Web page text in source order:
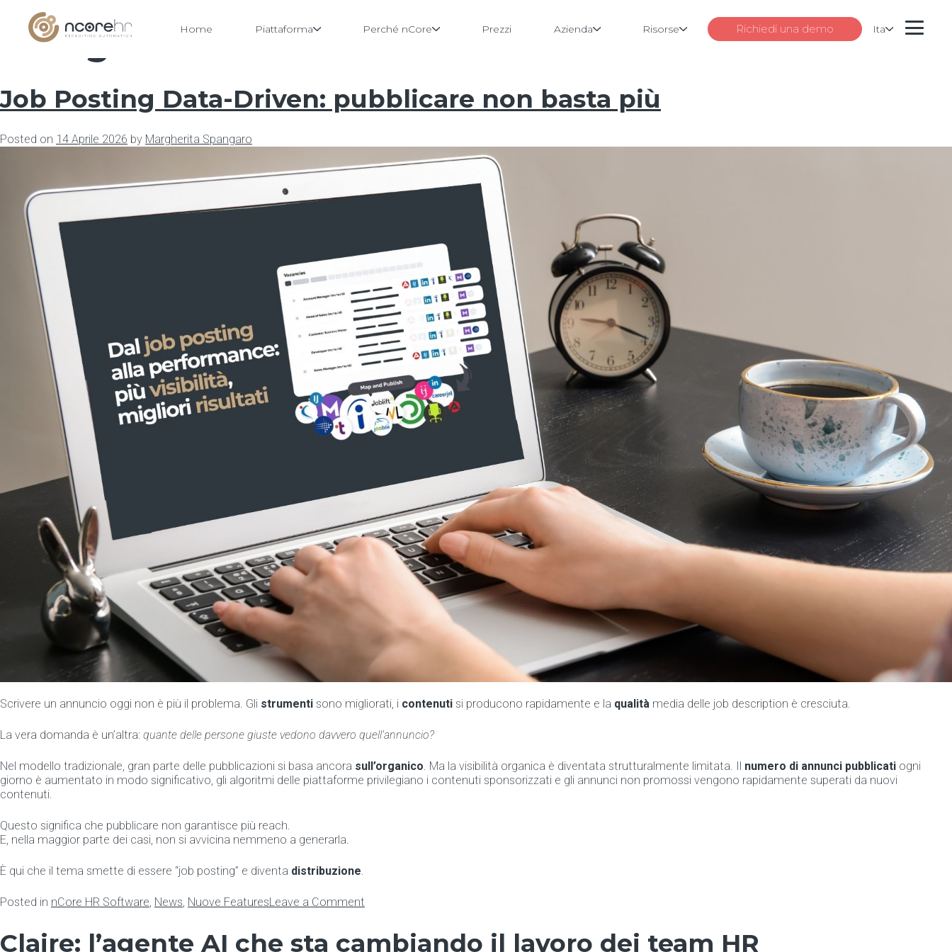
Home Piattaforma Perché nCore Prezzi Azienda Risorse Richiedi una demo Ita
Categoria:Nuove Features
Job Posting Data-Driven: pubblicare non basta più
Posted on 14 Aprile 2026 by Margherita Spangaro
Scrivere un annuncio oggi non è più il problema. Gli strumenti sono migliorati, i contenuti si producono rapidamente e la qualità media delle job description è cresciuta.
La vera domanda è un’altra: quante delle persone giuste vedono davvero quell’annuncio?
Nel modello tradizionale, gran parte delle pubblicazioni si basa ancora sull’organico. Ma la visibilità organica è diventata strutturalmente limitata. Il numero di annunci pubblicati ogni
giorno è aumentato in modo significativo, gli algoritmi delle piattaforme privilegiano i contenuti sponsorizzati e gli annunci non promossi vengono rapidamente superati da nuovi
contenuti.
Questo significa che pubblicare non garantisce più reach.
E, nella maggior parte dei casi, non si avvicina nemmeno a generarla.
È qui che il tema smette di essere “job posting” e diventa distribuzione.
Posted in nCore HR Software, News, Nuove FeaturesLeave a Comment
Data-
Claire: l’agente AI che sta cambiando il lavoro dei team HR